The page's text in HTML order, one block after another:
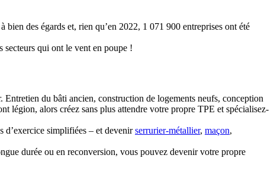
des égards et, rien qu’en 2022, 1 071 900 entreprises ont été
secteurs qui ont le vent en poupe !
Entretien du bâti ancien, construction de logements neufs, conception
légion, alors créez sans plus attendre votre propre TPE et spécialisez-
d’exercice simplifiées – et devenirserrurier-métallier, maçon,
durée ou en reconversion, vous pouvez devenir votre propre